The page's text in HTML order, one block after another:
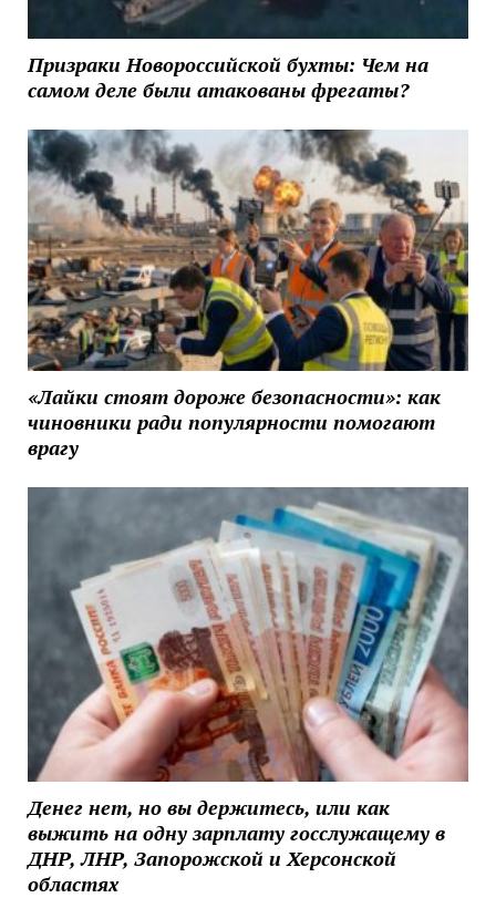
Призраки Новороссийской бухты: Чем на
самом деле были атакованы фрегаты?
«Лайки стоят дороже безопасности»: как
чиновники ради популярности помогают
врагу
Денег нет, но вы держитесь, или как
выжить на одну зарплату госслужащему в
ДНР, ЛНР, Запорожской и Херсонской
областях